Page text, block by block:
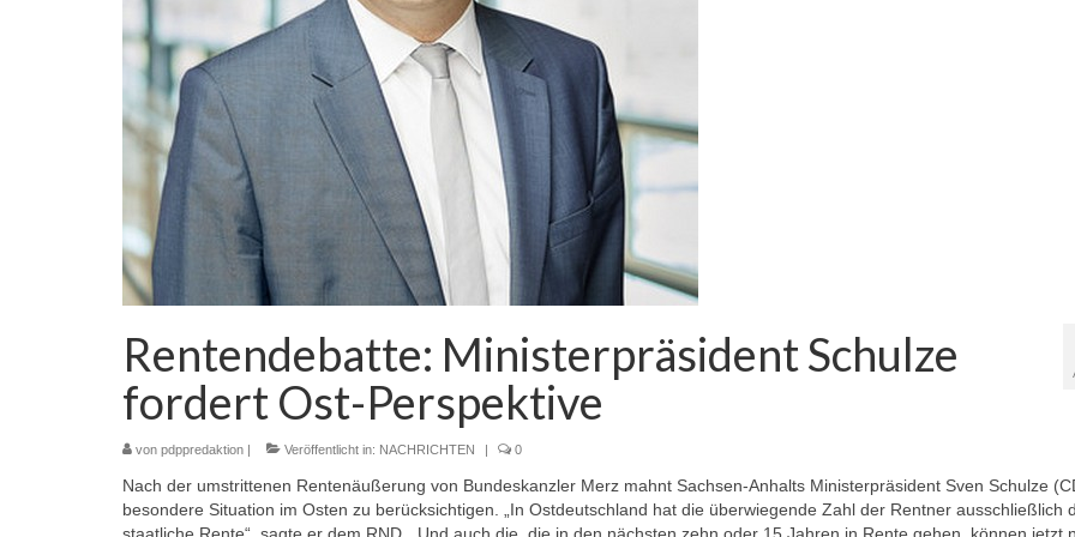
Rentendebatte: Ministerpräsident Schulze
fordert Ost-Perspektive
von pdppredaktion | Veröffentlicht in: NACHRICHTEN | 0
Nach der umstrittenen Rentenäußerung von Bundeskanzler Merz mahnt Sachsen-Anhalts Ministerpräsident Sven Schulze
besondere Situation im Osten zu berücksichtigen. „In Ostdeutschland hat die überwiegende Zahl der Rentner ausschließlich
staatliche Rente“, sagte er dem RND. „Und auch die, die in den nächsten zehn oder 15 Jahren in Rente gehen, können jetzt